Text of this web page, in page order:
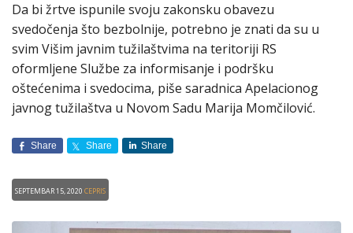
Da bi žrtve ispunile svoju zakonsku obavezu
svedočenja što bezbolnije, potrebno je znati da su u
svim Višim javnim tužilaštvima na teritoriji RS
oformljene Službe za informisanje i podršku
oštećenima i svedocima, piše saradnica Apelacionog
javnog tužilaštva u Novom Sadu Marija Momčilović.
Share Share Share
Septembar 15, 2020CEPRIS